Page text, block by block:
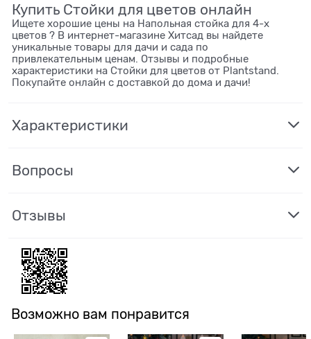
Купить Стойки для цветов онлайн
Ищете хорошие цены на Напольная стойка для 4-х
цветов ? В интернет-магазине Хитсад вы найдете
уникальные товары для дачи и сада по
привлекательным ценам. Отзывы и подробные
характеристики на Стойки для цветов от Plantstand.
Покупайте онлайн с доставкой до дома и дачи!
Характеристики
Вопросы
Отзывы
Возможно вам понравится